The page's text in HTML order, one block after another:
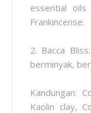
essential oils
Frankincense.
2. Bacca
berminyak,
Kandungan:
Kaolin clay,